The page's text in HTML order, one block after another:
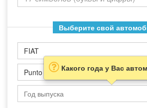
Выберите свой
FIAT
Punto Evo Какого года у Вас